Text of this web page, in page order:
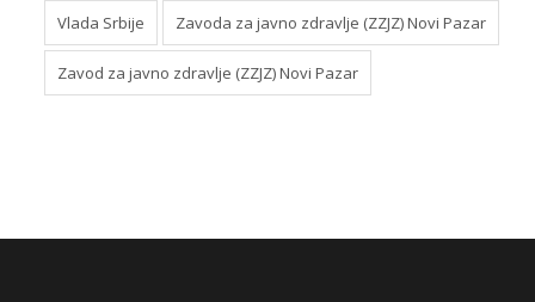
Vlada Srbije Zavoda za javno zdravlje (ZZJZ) Novi Pazar
Zavod za javno zdravlje (ZZJZ) Novi Pazar